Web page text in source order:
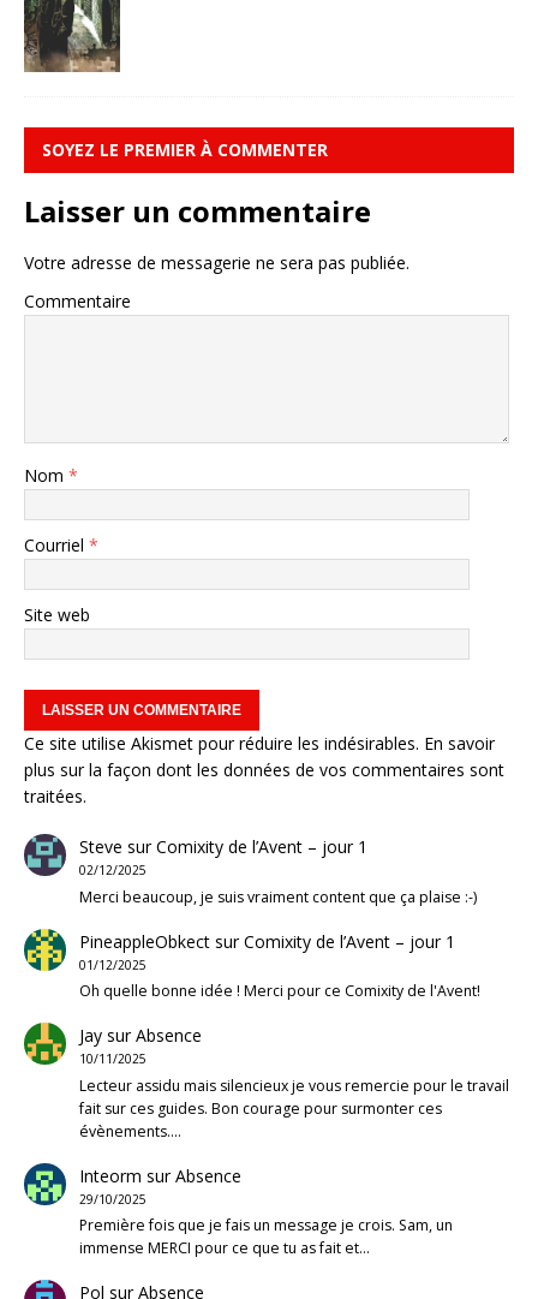
SOYEZ LE PREMIER À COMMENTER
Laisser un commentaire
Votre adresse de messagerie ne sera pas publiée.
Commentaire
Nom *
Courriel *
Site web
Ce site utilise Akismet pour réduire les indésirables. En savoir
plus sur la façon dont les données de vos commentaires sont
traitées.
Steve surComixity de l’Avent – jour 1
02/12/2025
Merci beaucoup, je suis vraiment content que ça plaise :-)
PineappleObkectsurComixity de l’Avent – jour 1
01/12/2025
Oh quelle bonne idée ! Merci pour ce Comixity de l'Avent!
JaysurAbsence
10/11/2025
Lecteur assidu mais silencieux je vous remercie pour le travail
fait sur ces guides. Bon courage pour surmonter ces
évènements.…
Inteorm surAbsence
29/10/2025
Première fois que je fais un message je crois. Sam, un
immense MERCI pour ce que tu as fait et…
Pol surAbsence